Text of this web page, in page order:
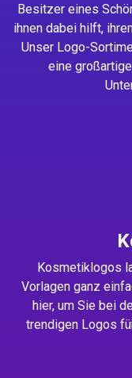
Besitzer eines
ihnen dabei hilft,
Unser Logo-
eine
Kosmetiklogos
Vorlagen ganz
hier, um Sie bei
trendigen Logos